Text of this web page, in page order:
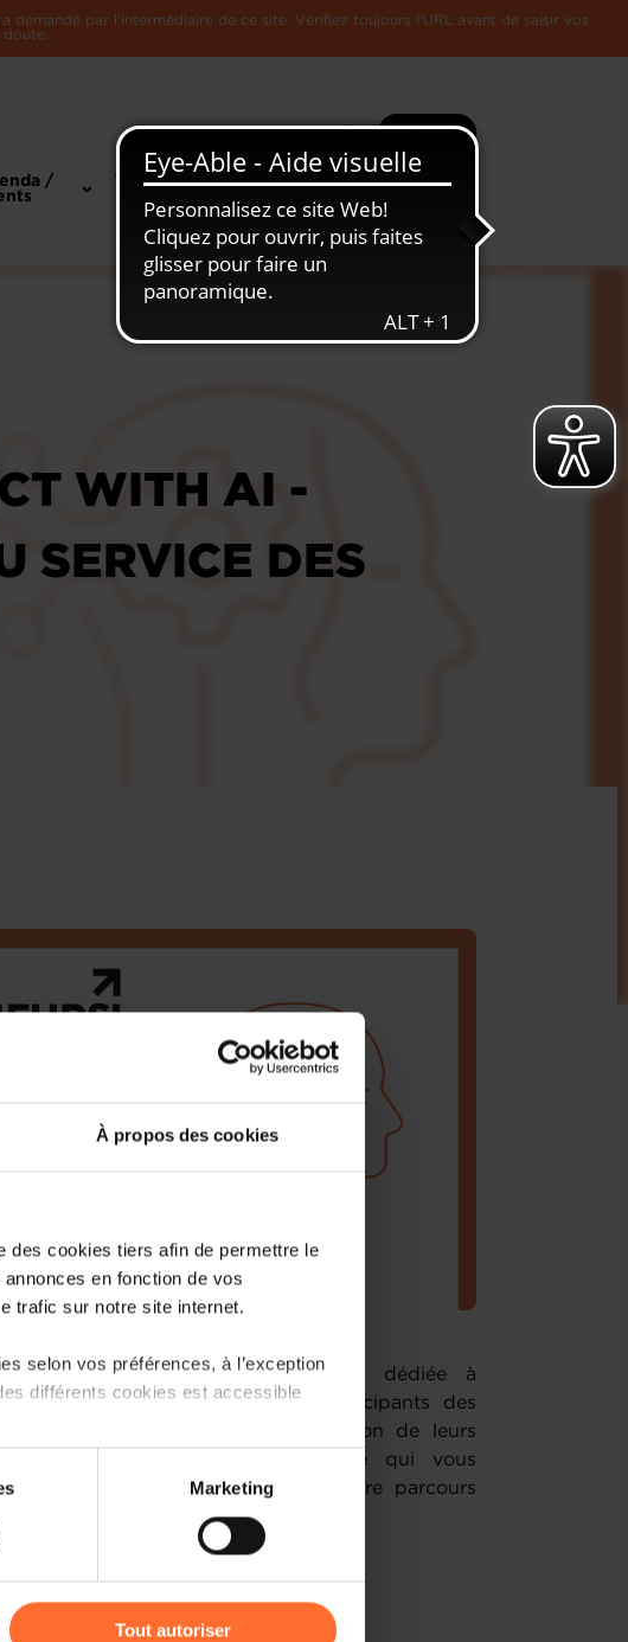
À propos des cookies
des cookies tiers afin de permettre le
en fonction de vos
trafic sur notre site internet.
selon vos préférences, à l’exception
différents cookies est accessible
vidéos, partage sur les réseaux
Marketing
Tout autoriser
par l'intermédiaire de ce site. Vérifiez toujours l'URL avant de saisir vos
Recherche Plus
/
Toute
L'Economie
WITH AI -
SERVICE DES
édition des Entrepreneurs' Days dédiée à
ambition est de fournir aux participants des
pourront appliquer dans la gestion de leurs
pour une expérience enrichissante qui vous
concrètes pour améliorer votre parcours
Luxembourg